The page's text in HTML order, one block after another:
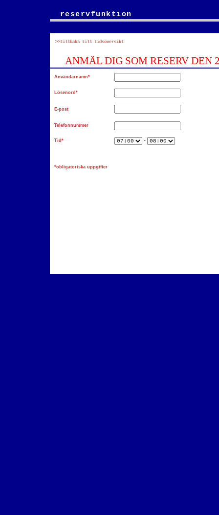
reservfunktion
>>tillbaka till tidsöversikt
ANMÄL DIG SOM RESERV DEN
Användarnamn*
Lösenord*
E-post
Telefonnummer
Tid* -
*obligatoriska uppgifter